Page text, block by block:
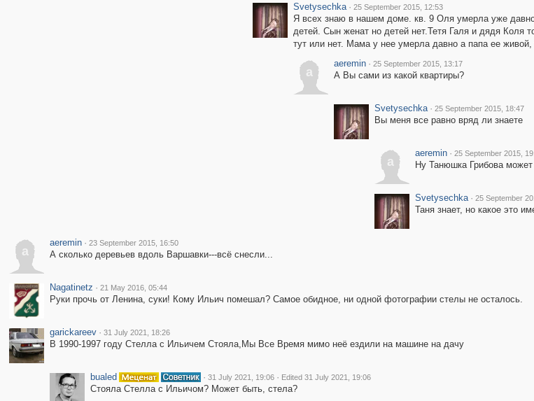
Svetysechka · 25 September 2015, 12:53
Я всех знаю в нашем доме. кв. 9 Оля умерла уже
детей. Сын женат но детей нет.Тетя Галя и дядя Коля
тут или нет. Мама у нее умерла давно а папа ее
a
aeremin · 25 September 2015, 13:17
А Вы сами из какой квартиры?
Svetysechka · 25 September 2015, 18:47
Вы меня все равно вряд ли знаете
a
aeremin · 25 September 2015,
Ну Танюшка Грибова может
Svetysechka · 25 September
Таня знает, но какое это
a
aeremin · 23 September 2015, 16:50
А сколько деревьев вдоль Варшавки---всё снесли...
Nagatinetz · 21 May 2016, 05:44
Руки прочь от Ленина, суки! Кому Ильич помешал? Самое обидное, ни одной фотографии стелы не осталось.
garickareev · 31 July 2021, 18:26
В 1990-1997 году Стелла с Ильичем Стояла,Мы Все Время мимо неё ездили на машине на дачу
bualed · 31 July 2021, 19:06 · Edited 31 July 2021, 19:06
Стояла Стелла с Ильичом? Может быть, стела?